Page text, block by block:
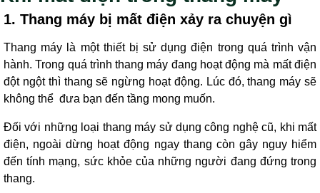
1. Thang máy bị mất điện xảy ra chuyện gì
Thang máy là một thiết bị sử dụng điện trong quá trình vận
hành. Trong quá trình thang máy đang hoạt động mà mất điện
đột ngột thì thang sẽ ngừng hoạt động. Lúc đó, thang máy sẽ
không thể đưa bạn đến tầng mong muốn.
Đối với những loại thang máy sử dụng công nghệ cũ, khi mất
điện, ngoài dừng hoạt động ngay thang còn gây nguy hiểm
đến tính mạng, sức khỏe của những người đang đứng trong
thang.